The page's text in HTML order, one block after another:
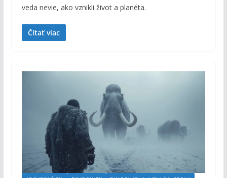
veda nevie, ako vznikli život a planéta.
Čítať viac